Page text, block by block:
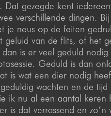
Dat gezegde kent
verschillende dingen. Bij
je neus op de feiten
geluid van de flits, of het
is er veel geduld
Geduld is dan
is wat een dier nodig
wachten en de
ik nu al een aantal keren
is dat verrassend en